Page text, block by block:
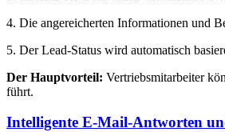
4. Die angereicherten Informationen und
5. Der Lead-Status wird automatisch
Der Hauptvorteil: Vertriebsmitarbeiter
führt.
Intelligente E-Mail-Antworten